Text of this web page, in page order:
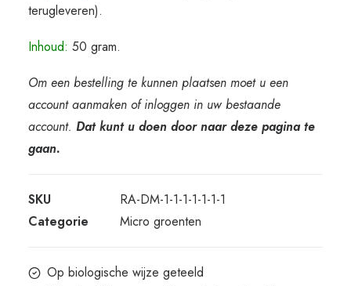
terugleveren).
Inhoud: 50 gram.
Om een bestelling te kunnen plaatsen moet u een
account aanmaken of inloggen in uw bestaande
account. Dat kunt u doen door naar deze pagina te
gaan.
SKU
RA-DM-1-1-1-1-1-1-1
Categorie
Micro groenten
Op biologische wijze geteeld